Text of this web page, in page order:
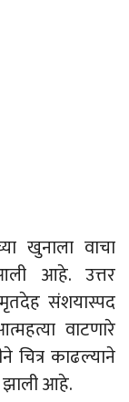
खुनाला वाचा
आहे. उत्तर
संशयास्पद
वाटणारे
चित्र काढल्याने
आहे.